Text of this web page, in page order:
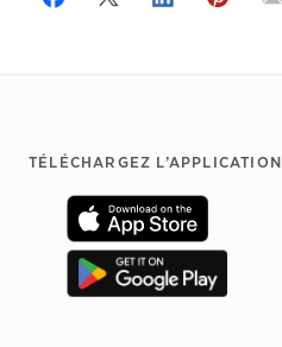
Footer
TÉLÉCHARGEZ L’APPLICATION